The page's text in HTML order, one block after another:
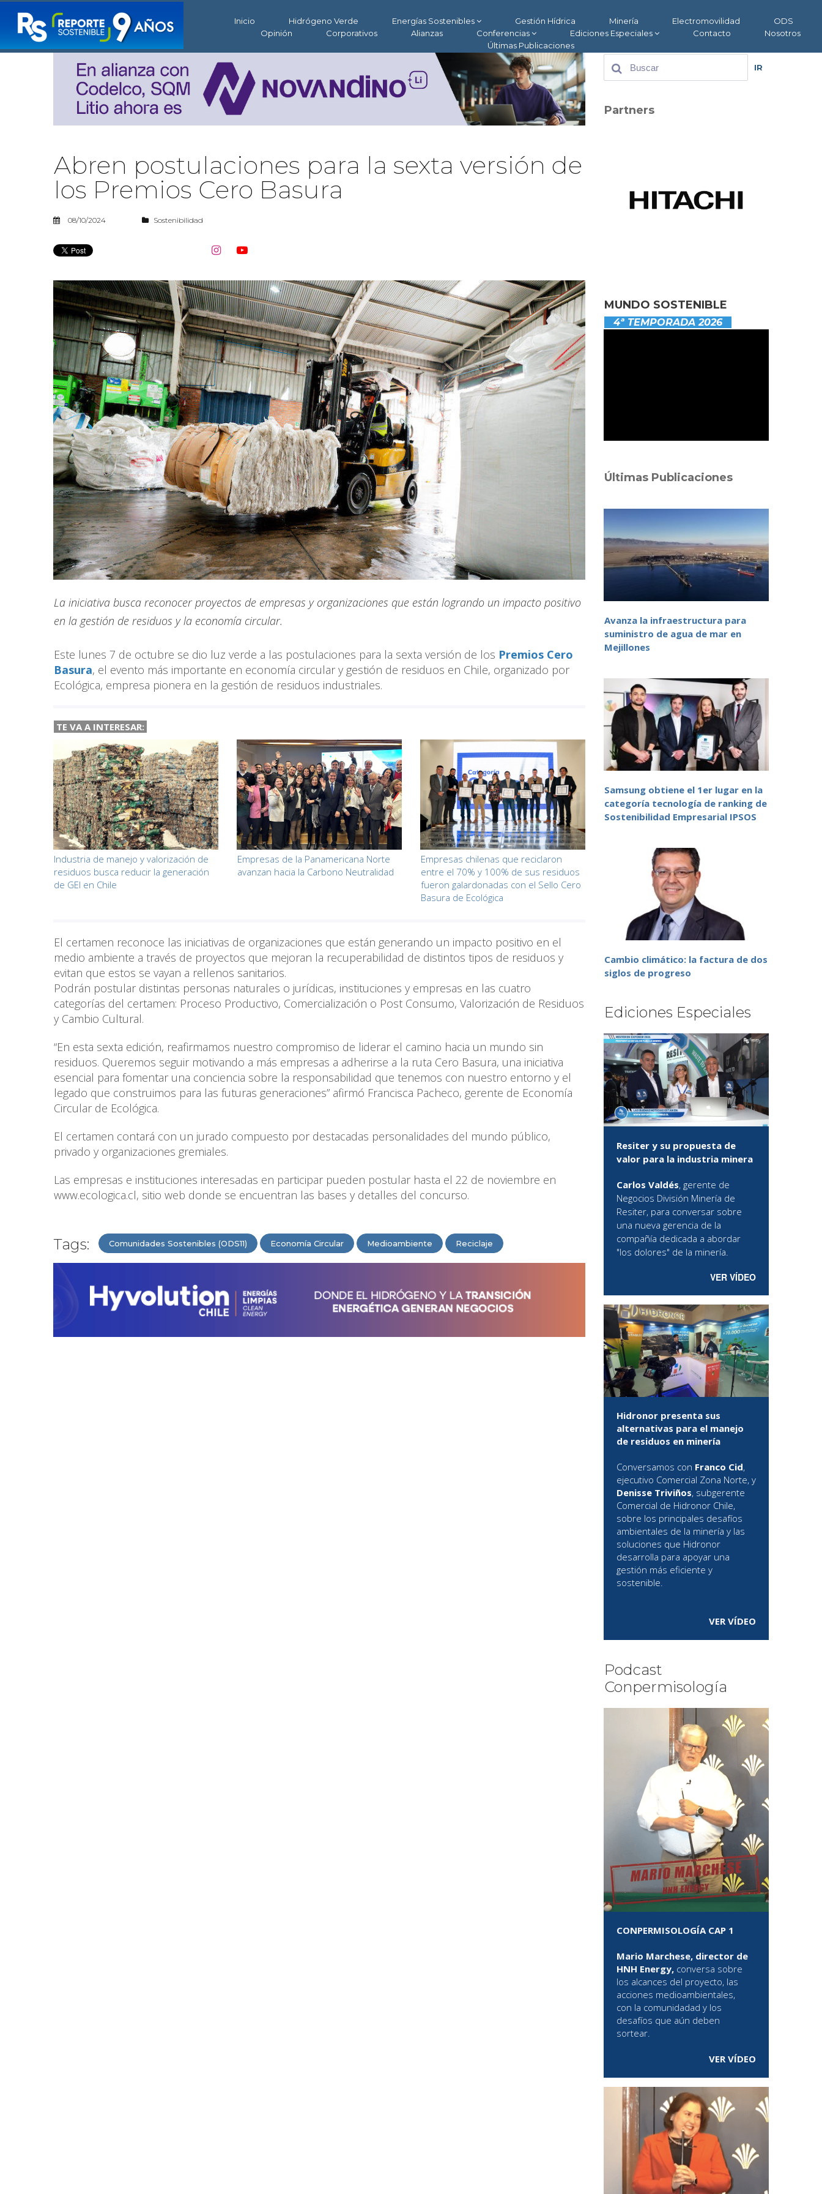
Inicio Hidrógeno Verde Energías Sostenibles Gestión Hídrica Minería Electromovilidad
ODS
Opinión
Corporativos Alianzas Conferencias Ediciones Especiales Contacto
Nosotros
Últimas Publicaciones
Abren postulaciones para la sexta versión de
los Premios Cero Basura
08/10/2024 Sostenibilidad
 
La iniciativa busca reconocer proyectos de empresas y organizaciones que están logrando un impacto positivo
en la gestión de residuos y la economía circular.
Este lunes 7 de octubre se dio luz verde a las postulaciones para la sexta versión de los Premios Cero
Basura, el evento más importante en economía circular y gestión de residuos en Chile, organizado por
Ecológica, empresa pionera en la gestión de residuos industriales.
TE VA A INTERESAR:
Industria de manejo y valorización de
residuos busca reducir la generación
de GEI en Chile
Empresas de la Panamericana Norte
avanzan hacia la Carbono Neutralidad
Empresas chilenas que reciclaron
entre el 70% y 100% de sus residuos
fueron galardonadas con el Sello Cero
Basura de Ecológica
El certamen reconoce las iniciativas de organizaciones que están generando un impacto positivo en el
medio ambiente a través de proyectos que mejoran la recuperabilidad de distintos tipos de residuos y
evitan que estos se vayan a rellenos sanitarios.
Podrán postular distintas personas naturales o jurídicas, instituciones y empresas en las cuatro
categorías del certamen: Proceso Productivo, Comercialización o Post Consumo, Valorización de Residuos
y Cambio Cultural.
“En esta sexta edición, reafirmamos nuestro compromiso de liderar el camino hacia un mundo sin
residuos. Queremos seguir motivando a más empresas a adherirse a la ruta Cero Basura, una iniciativa
esencial para fomentar una conciencia sobre la responsabilidad que tenemos con nuestro entorno y el
legado que construimos para las futuras generaciones” afirmó Francisca Pacheco, gerente de Economía
Circular de Ecológica.
El certamen contará con un jurado compuesto por destacadas personalidades del mundo público,
privado y organizaciones gremiales.
Las empresas e instituciones interesadas en participar pueden postular hasta el 22 de noviembre en
www.ecologica.cl, sitio web donde se encuentran las bases y detalles del concurso.
Tags: Comunidades Sostenibles (ODS11) Economía Circular Medioambiente Reciclaje
IR
Partners
MUNDO SOSTENIBLE
4ª TEMPORADA 2026
Últimas Publicaciones
Avanza la infraestructura para
suministro de agua de mar en
Mejillones
Samsung obtiene el 1er lugar en la
categoría tecnología de ranking de
Sostenibilidad Empresarial IPSOS
Cambio climático: la factura de dos
siglos de progreso
Ediciones Especiales
Resiter y su propuesta de
valor para la industria minera
Carlos Valdés, gerente de
Negocios División Minería de
Resiter, para conversar sobre
una nueva gerencia de la
compañía dedicada a abordar
"los dolores" de la minería.
VER VÍDEO
Hidronor presenta sus
alternativas para el manejo
de residuos en minería
Conversamos con Franco Cid,
ejecutivo Comercial Zona Norte, y
Denisse Triviños, subgerente
Comercial de Hidronor Chile,
sobre los principales desafíos
ambientales de la minería y las
soluciones que Hidronor
desarrolla para apoyar una
gestión más eficiente y
sostenible.
VER VÍDEO
Podcast
Conpermisología
CONPERMISOLOGÍA CAP 1
Mario Marchese, director de
HNH Energy, conversa sobre
los alcances del proyecto, las
acciones medioambientales,
con la comunidadad y los
desafíos que aún deben
sortear.
VER VÍDEO